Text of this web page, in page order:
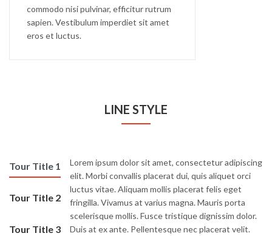
commodo nisi pulvinar, efficitur rutrum
sapien. Vestibulum imperdiet sit amet
eros et luctus.
LINE STYLE
Tour Title 1
Tour Title 2
Tour Title 3
Lorem ipsum dolor sit amet, consectetur adipiscing
elit. Morbi convallis placerat dui, quis aliquet orci
luctus vitae. Aliquam mollis placerat felis eget
fringilla. Vivamus at varius magna. Mauris porta
scelerisque mollis. Fusce tristique dignissim dolor.
Duis at ex ante. Pellentesque nec placerat velit.